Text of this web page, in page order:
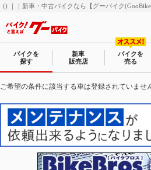
() ｜｜新車・中古バイクなら【グーバイク(GooBike)
バイクを
探す
新車
販売店
バイクを
売る
ご希望の条件に該当する車は登録されていませ